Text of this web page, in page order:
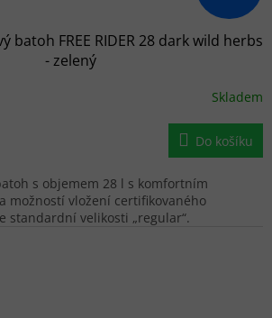
batoh FREE RIDER 28 dark wild herbs
- zelený
Skladem
Do košíku
s objemem 28 l s komfortním
možností vložení certifikovaného
standardní velikosti „regular“.